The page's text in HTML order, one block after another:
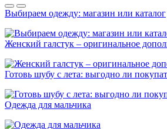
Выбираем одежду: магазин или каталог
Женский галстук – оригинальное
Готовь шубу с лета: выгодно ли
Одежда для мальчика